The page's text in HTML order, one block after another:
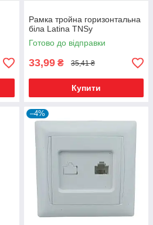
Рамка тройна горизонтальна
біла Latina TNSy
Готово до відправки
33,99 ₴ 35,41 ₴
Купити
–4%